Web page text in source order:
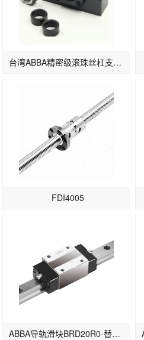
台湾ABBA精密级滚珠丝杠支撑座EK系列EK15
FDI4005
ABBA导轨滑块BRD20R0-替换原BRH20B